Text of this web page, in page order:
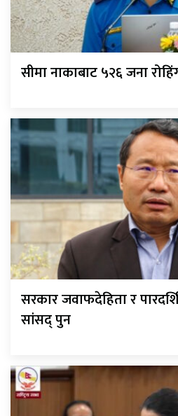
सीमा नाकाबाट ५२६ जना
सरकार जवाफदेहिता र
सांसद् पुन